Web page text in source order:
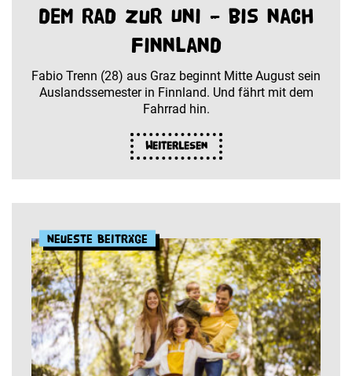
dem Rad zur Uni – bis nach
Finnland
Fabio Trenn (28) aus Graz beginnt Mitte August sein
Auslandssemester in Finnland. Und fährt mit dem
Fahrrad hin.
Weiterlesen
Neueste Beiträge